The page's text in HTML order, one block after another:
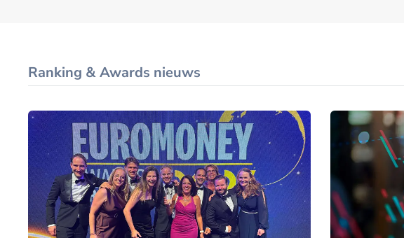
Ranking & Awards nieuws